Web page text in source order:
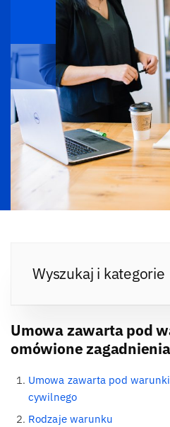
Wyszukaj i kategorie
Umowa zawarta pod
omówione
Umowa zawarta pod
cywilnego
Rodzaje warunku